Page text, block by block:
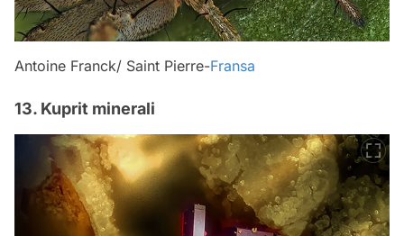
Antoine Franck/ Saint Pierre-Fransa
13. Kuprit minerali